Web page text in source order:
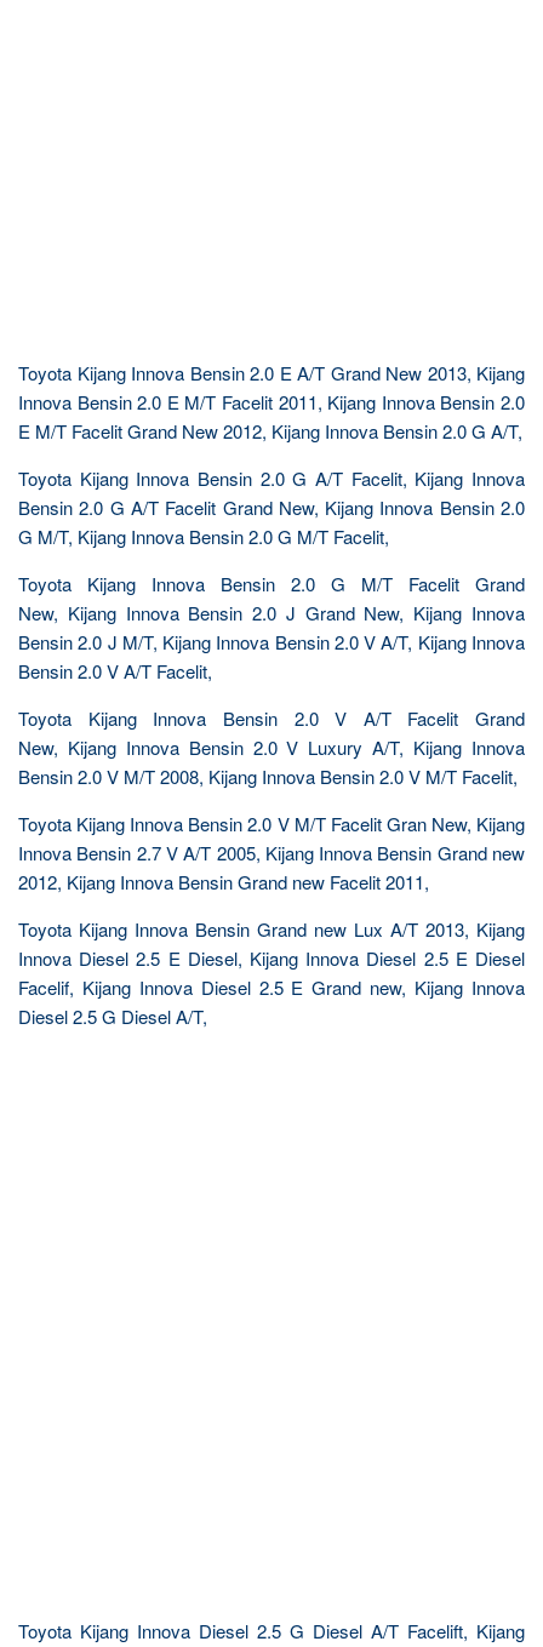
Toyota Kijang Innova Bensin 2.0 E A/T Grand New 2013, Kijang
Innova Bensin 2.0 E M/T Facelit 2011, Kijang Innova Bensin 2.0
E M/T Facelit Grand New 2012, Kijang Innova Bensin 2.0 G A/T,
Toyota Kijang Innova Bensin 2.0 G A/T Facelit, Kijang Innova
Bensin 2.0 G A/T Facelit Grand New, Kijang Innova Bensin 2.0
G M/T, Kijang Innova Bensin 2.0 G M/T Facelit,
Toyota Kijang Innova Bensin 2.0 G M/T Facelit Grand
New, Kijang Innova Bensin 2.0 J Grand New, Kijang Innova
Bensin 2.0 J M/T, Kijang Innova Bensin 2.0 V A/T, Kijang Innova
Bensin 2.0 V A/T Facelit,
Toyota Kijang Innova Bensin 2.0 V A/T Facelit Grand
New, Kijang Innova Bensin 2.0 V Luxury A/T, Kijang Innova
Bensin 2.0 V M/T 2008, Kijang Innova Bensin 2.0 V M/T Facelit,
Toyota Kijang Innova Bensin 2.0 V M/T Facelit Gran New, Kijang
Innova Bensin 2.7 V A/T 2005, Kijang Innova Bensin Grand new
2012, Kijang Innova Bensin Grand new Facelit 2011,
Toyota Kijang Innova Bensin Grand new Lux A/T 2013, Kijang
Innova Diesel 2.5 E Diesel, Kijang Innova Diesel 2.5 E Diesel
Facelif, Kijang Innova Diesel 2.5 E Grand new, Kijang Innova
Diesel 2.5 G Diesel A/T,
Toyota Kijang Innova Diesel 2.5 G Diesel A/T Facelift, Kijang